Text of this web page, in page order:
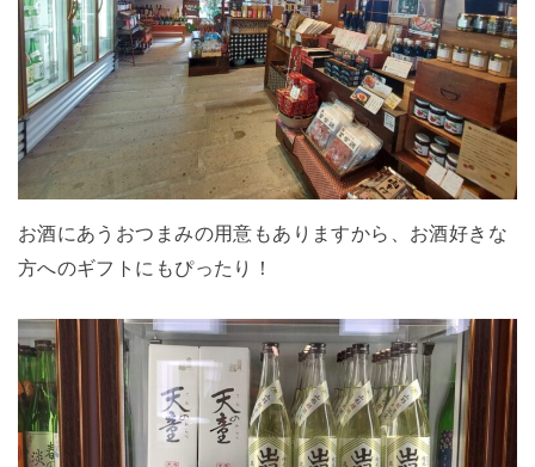
お酒にあうおつまみの用意もありますから、お酒好きな
方へのギフトにもぴったり！